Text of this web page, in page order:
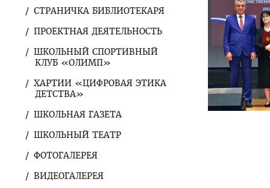
СТРАНИЧКА БИБЛИОТЕКАРЯ
ПРОЕКТНАЯ ДЕЯТЕЛЬНОСТЬ
ШКОЛЬНЫЙ СПОРТИВНЫЙ
КЛУБ «ОЛИМП»
ХАРТИИ «ЦИФРОВАЯ ЭТИКА
ДЕТСТВА»
ШКОЛЬНАЯ ГАЗЕТА
ШКОЛЬНЫЙ ТЕАТР
ФОТОГАЛЕРЕЯ
ВИДЕОГАЛЕРЕЯ